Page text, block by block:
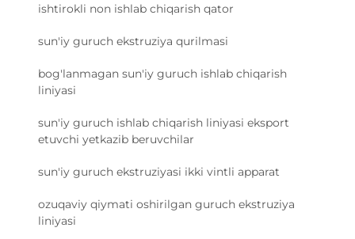
ishtirokli non ishlab chiqarish qator
sun'iy guruch ekstruziya qurilmasi
bog'lanmagan sun'iy guruch ishlab chiqarish
liniyasi
sun'iy guruch ishlab chiqarish liniyasi eksport
etuvchi yetkazib beruvchilar
sun'iy guruch ekstruziyasi ikki vintli apparat
ozuqaviy qiymati oshirilgan guruch ekstruziya
liniyasi